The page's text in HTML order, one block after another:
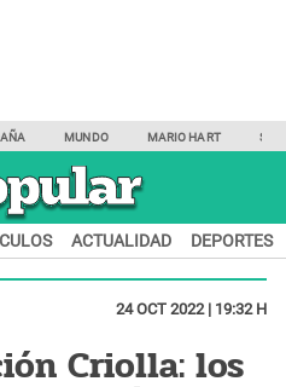
MUNDO MARIO HART
ACTUALIDAD DEPORTES
24 OCT 2022 | 19:32 H
Criolla: los